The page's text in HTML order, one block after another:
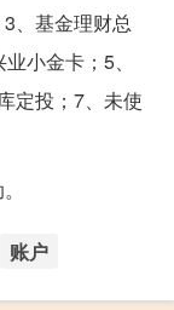
、基金理财总
小金卡；5、
定投；7、未使
账户